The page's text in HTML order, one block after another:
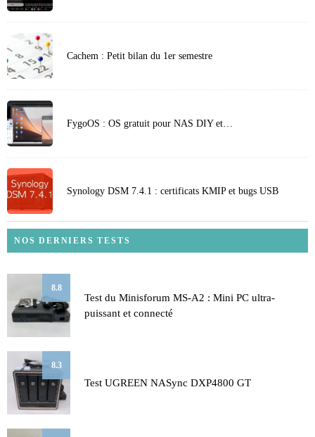
Cachem : Petit bilan du 1er semestre
FygoOS : OS gratuit pour NAS DIY et…
Synology DSM 7.4.1 : certificats KMIP et bugs USB
NOS DERNIERS TESTS
8.8
Test du Minisforum MS-A2 : Mini PC ultra-
puissant et connecté
8.3
Test UGREEN NASync DXP4800 GT